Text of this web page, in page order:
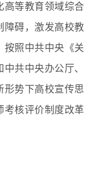
高等教育领域综合
障碍，激发高校教
按照中共中央《关
共中央办公厅、
形势下高校宣传思
考核评价制度改革